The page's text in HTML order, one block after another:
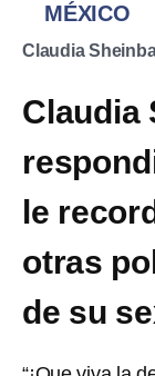
MÉXICO
Claudia
Claudia
le
otras
de su